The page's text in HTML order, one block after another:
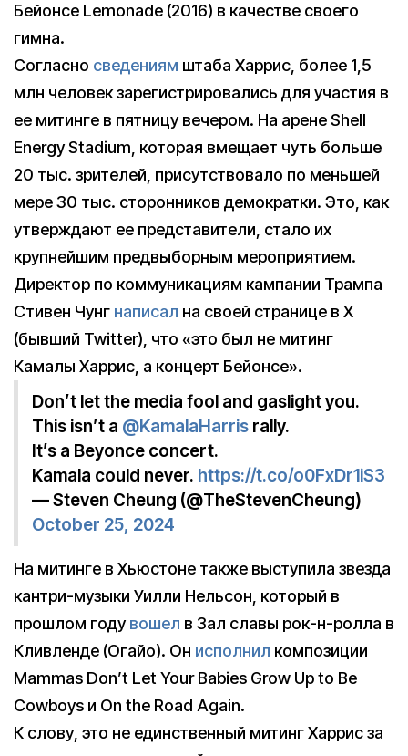
Бейонсе Lemonade (2016) в качестве своего
гимна.
Согласно сведениям штаба Харрис, более 1,5
млн человек зарегистрировались для участия в
ее митинге в пятницу вечером. На арене Shell
Energy Stadium, которая вмещает чуть больше
20 тыс. зрителей, присутствовало по меньшей
мере 30 тыс. сторонников демократки. Это, как
утверждают ее представители, стало их
крупнейшим предвыборным мероприятием.
Директор по коммуникациям кампании Трампа
Стивен Чунг написал на своей странице в X
(бывший Twitter), что «это был не митинг
Камалы Харрис, а концерт Бейонсе».
Don’t let the media fool and gaslight you.
This isn’t a @KamalaHarris rally.
It’s a Beyonce concert.
Kamala could never. https://t.co/o0FxDr1iS3
— Steven Cheung (@TheStevenCheung)
October 25, 2024
На митинге в Хьюстоне также выступила звезда
кантри-музыки Уилли Нельсон, который в
прошлом годувошел в Зал славы рок-н-ролла в
Кливленде (Огайо). Он исполнил композиции
Mammas Don’t Let Your Babies Grow Up to Be
Cowboys и On the Road Again.
К слову, это не единственный митинг Харрис за